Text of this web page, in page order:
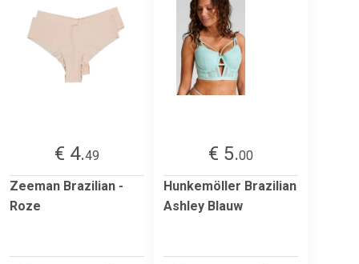
€ 4.49
Zeeman Brazilian -
Roze
€ 5.00
Hunkemöller Brazilian
Ashley Blauw